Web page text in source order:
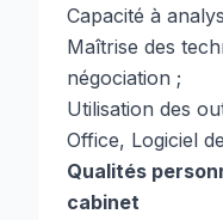
Capacité à
Maîtrise des
négociation ;
Utilisation des
Office, Logiciel
Qualités
cabinet